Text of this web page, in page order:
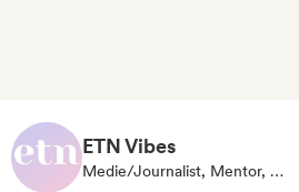
ETN Vibes
Medie/journalist, Mentor, Lydekspert